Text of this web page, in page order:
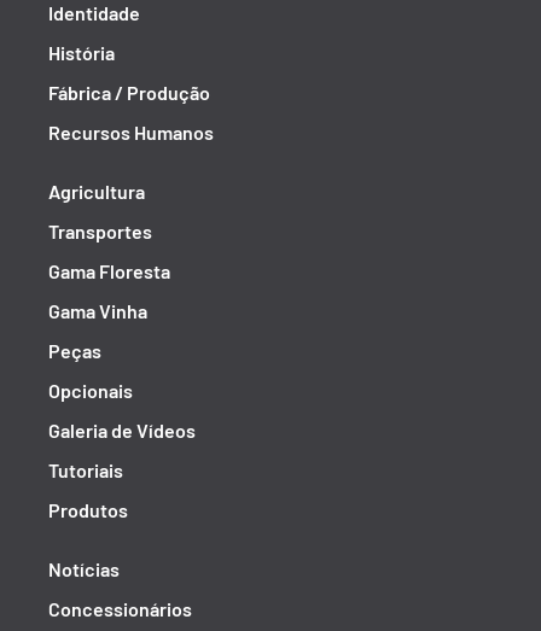
Identidade
História
Fábrica / Produção
Recursos Humanos
Agricultura
Transportes
Gama Floresta
Gama Vinha
Peças
Opcionais
Galeria de Vídeos
Tutoriais
Produtos
Notícias
Concessionários